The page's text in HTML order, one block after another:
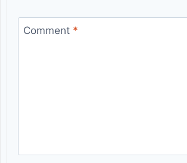
Comment *